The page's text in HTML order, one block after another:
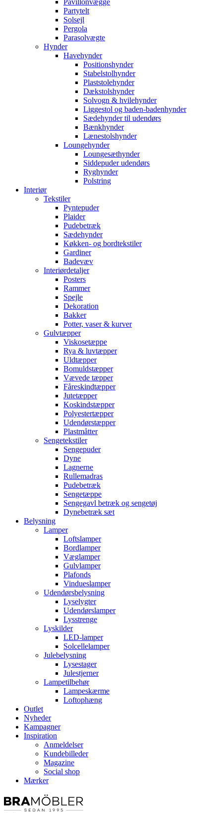
Pavillonvægge
Partytelt
Solsejl
Pergola
Parasolvægte
Hynder
Havehynder
Positionshynder
Stabelstolhynder
Plaststolehynder
Dækstolshynder
Solvogn & hvilehynder
Liggestol og baden-badenhynder
Sædehynder til udendørs
Bænkhynder
Lænestolshynder
Loungehynder
Loungesæthynder
Siddepuder udendørs
Ryghynder
Polstring
Interiør
Tekstiler
Pyntepuder
Plaider
Pudebetræk
Sædehynder
Køkken- og bordtekstiler
Gardiner
Badevæv
Interiørdetaljer
Posters
Rammer
Spejle
Dekoration
Bakker
Potter, vaser & kurver
Gulvtæpper
Viskosetæppe
Rya & luvtæpper
Uldtæpper
Bomuldstæpper
Vævede tæpper
Fåreskindtæpper
Jutetæpper
Koskindstæpper
Polyestertæpper
Udendørstæpper
Plastmåtter
Sengetekstiler
Sengepuder
Dyne
Lagnerne
Rullemadras
Pudebetræk
Sengetæppe
Sengegavl betræk og sengetøj
Dynebetræk sæt
Belysning
Lamper
Loftslamper
Bordlamper
Væglamper
Gulvlamper
Plafonds
Vindueslamper
Udendørsbelysning
Lyselygter
Udendørslamper
Lysstrenge
Lyskilder
LED-lamper
Solcellelamper
Julebelysning
Lysestager
Julestjerner
Lampetilbehør
Lampeskærme
Loftophæng
Outlet
Nyheder
Kampagner
Inspiration
Anmeldelser
Kundebilleder
Magazine
Social shop
Mærker